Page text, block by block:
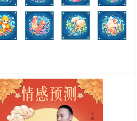
算命大师_皇极派道家传人_断事